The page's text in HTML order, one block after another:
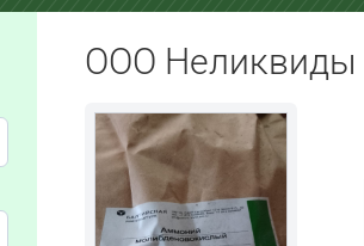
ООО Неликвиды